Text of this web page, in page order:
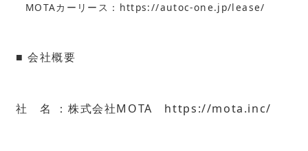
MOTAカーリース： https://autoc-one.jp/lease/
■ 会社概要
社 名 ：株式会社MOTA https://mota.inc/